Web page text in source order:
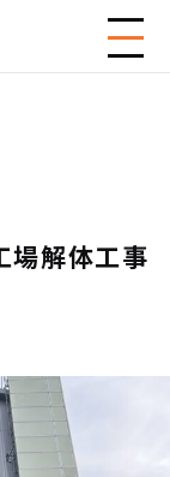
解体工事